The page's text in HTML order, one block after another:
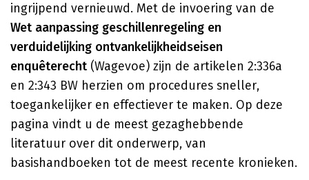
ingrijpend vernieuwd. Met de invoering van de
Wet aanpassing geschillenregeling en
verduidelijking ontvankelijkheidseisen
enquêterecht (Wagevoe) zijn de artikelen 2:336a
en 2:343 BW herzien om procedures sneller,
toegankelijker en effectiever te maken. Op deze
pagina vindt u de meest gezaghebbende
literatuur over dit onderwerp, van
basishandboeken tot de meest recente kronieken.